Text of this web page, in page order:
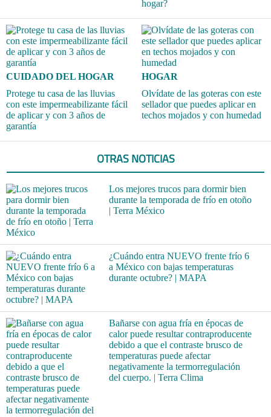
hogar?
CUIDADO DEL HOGAR
Protege tu casa de las lluvias
con este impermeabilizante fácil
de aplicar y con 3 años de
garantía
HOGAR
Olvídate de las goteras con este
sellador que puedes aplicar en
techos mojados y con humedad
OTRAS NOTICIAS
Los mejores trucos para dormir bien
durante la temporada de frío en otoño
| Terra México
¿Cuándo entra NUEVO frente frío 6
a México con bajas temperaturas
durante octubre? | MAPA
Bañarse con agua fría en épocas de
calor puede resultar contraproducente
debido a que el contraste brusco de
temperaturas puede afectar
negativamente la termorregulación
del cuerpo. | Terra Clima